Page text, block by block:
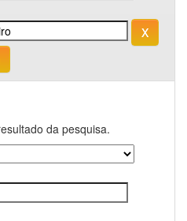
da pesquisa.